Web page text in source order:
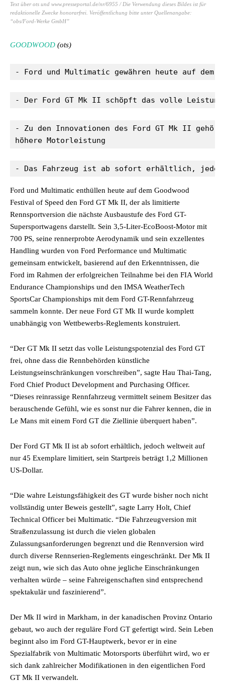
Text über ots und www.presseportal.de/nr/6955 / Die Verwendung dieses Bildes ist für
redaktionelle Zwecke honorarfrei. Veröffentlichung bitte unter Quellenangabe:
“obs/Ford-Werke GmbH”
GOODWOOD (ots)
- Ford und Multimatic gewähren heute auf dem
- Der Ford GT Mk II schöpft das volle
- Zu den Innovationen des Ford GT Mk II
höhere Motorleistung
- Das Fahrzeug ist ab sofort erhältlich,
Ford und Multimatic enthüllen heute auf dem Goodwood
Festival of Speed den Ford GT Mk II, der als limitierte
Rennsportversion die nächste Ausbaustufe des Ford GT-
Supersportwagens darstellt. Sein 3,5-Liter-EcoBoost-Motor mit
700 PS, seine rennerprobte Aerodynamik und sein exzellentes
Handling wurden von Ford Performance und Multimatic
gemeinsam entwickelt, basierend auf den Erkenntnissen, die
Ford im Rahmen der erfolgreichen Teilnahme bei den FIA World
Endurance Championships und den IMSA WeatherTech
SportsCar Championships mit dem Ford GT-Rennfahrzeug
sammeln konnte. Der neue Ford GT Mk II wurde komplett
unabhängig von Wettbewerbs-Reglements konstruiert.
“Der GT Mk II setzt das volle Leistungspotenzial des Ford GT
frei, ohne dass die Rennbehörden künstliche
Leistungseinschränkungen vorschreiben”, sagte Hau Thai-Tang,
Ford Chief Product Development and Purchasing Officer.
“Dieses reinrassige Rennfahrzeug vermittelt seinem Besitzer das
berauschende Gefühl, wie es sonst nur die Fahrer kennen, die in
Le Mans mit einem Ford GT die Ziellinie überquert haben”.
Der Ford GT Mk II ist ab sofort erhältlich, jedoch weltweit auf
nur 45 Exemplare limitiert, sein Startpreis beträgt 1,2 Millionen
US-Dollar.
“Die wahre Leistungsfähigkeit des GT wurde bisher noch nicht
vollständig unter Beweis gestellt”, sagte Larry Holt, Chief
Technical Officer bei Multimatic. “Die Fahrzeugversion mit
Straßenzulassung ist durch die vielen globalen
Zulassungsanforderungen begrenzt und die Rennversion wird
durch diverse Rennserien-Reglements eingeschränkt. Der Mk II
zeigt nun, wie sich das Auto ohne jegliche Einschränkungen
verhalten würde – seine Fahreigenschaften sind entsprechend
spektakulär und faszinierend”.
Der Mk II wird in Markham, in der kanadischen Provinz Ontario
gebaut, wo auch der reguläre Ford GT gefertigt wird. Sein Leben
beginnt also im Ford GT-Hauptwerk, bevor er in eine
Spezialfabrik von Multimatic Motorsports überführt wird, wo er
sich dank zahlreicher Modifikationen in den eigentlichen Ford
GT Mk II verwandelt.